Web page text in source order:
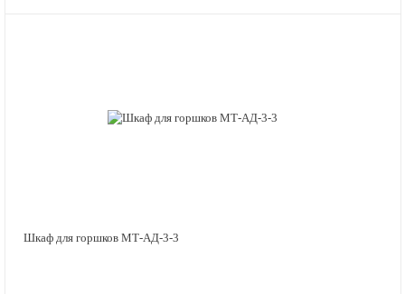
Шкаф для горшков МТ-АД-3-3